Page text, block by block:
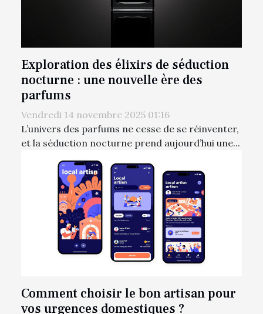
Exploration des élixirs de séduction
nocturne : une nouvelle ère des
parfums
Vendredi 14 novembre 2025 01:16
L’univers des parfums ne cesse de se réinventer,
et la séduction nocturne prend aujourd’hui une...
Comment choisir le bon artisan pour
vos urgences domestiques ?